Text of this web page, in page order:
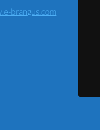
brangus.com